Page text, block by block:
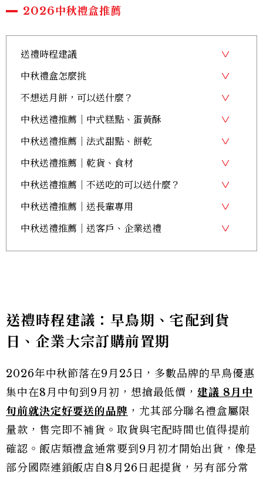
2026中秋禮盒推薦
送禮時程建議
中秋禮盒怎麼挑
不想送月餅，可以送什麼？
中秋送禮推薦｜中式糕點、蛋黃酥
中秋送禮推薦｜法式甜點、餅乾
中秋送禮推薦｜乾貨、食材
中秋送禮推薦｜不送吃的可以送什麼？
中秋送禮推薦｜送長輩專用
中秋送禮推薦｜送客戶、企業送禮
送禮時程建議：早鳥期、宅配到貨
日、企業大宗訂購前置期
2026年中秋節落在9月25日，多數品牌的早鳥優惠
集中在8月中旬到9月初，想搶最低價，建議 8月中
旬前就決定好要送的品牌 ，尤其部分聯名禮盒屬限
量款，售完即不補貨。取貨與宅配時間也值得提前
確認。飯店類禮盒通常要到9月初才開始出貨，像是
部分國際連鎖飯店自8月26日起提貨，另有部分常